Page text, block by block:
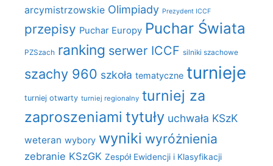
arcymistrzowskie Olimpiady Prezydent ICCF
przepisy Puchar Europy Puchar Świata
PZSzach ranking serwer ICCF silniki szachowe
szachy 960 szkoła tematyczne turnieje
turniej otwarty turniej regionalny turniej za
zaproszeniami tytuły uchwała KSzK
weteran wybory wyniki wyróżnienia
zebranie KSzGK Zespół Ewidencji i Klasyfikacji